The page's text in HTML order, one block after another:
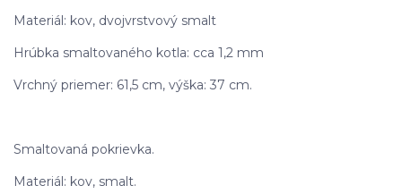
Materiál: kov, dvojvrstvový smalt
Hrúbka smaltovaného kotla: cca 1,2 mm
Vrchný priemer: 61,5 cm, výška: 37 cm.
Smaltovaná pokrievka.
Materiál: kov, smalt.